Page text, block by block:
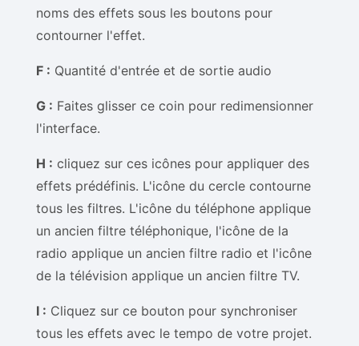
noms des effets sous les boutons pour
contourner l'effet.
F : Quantité d'entrée et de sortie audio
G : Faites glisser ce coin pour redimensionner
l'interface.
H : cliquez sur ces icônes pour appliquer des
effets prédéfinis. L'icône du cercle contourne
tous les filtres. L'icône du téléphone applique
un ancien filtre téléphonique, l'icône de la
radio applique un ancien filtre radio et l'icône
de la télévision applique un ancien filtre TV.
I : Cliquez sur ce bouton pour synchroniser
tous les effets avec le tempo de votre projet.